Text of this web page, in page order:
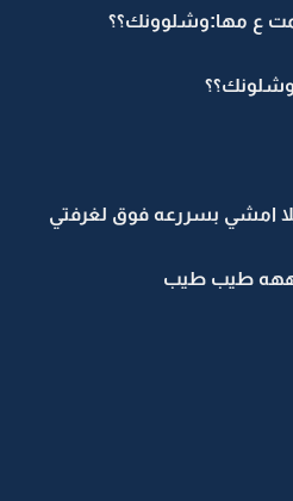
ع مها:وشلوونك؟؟
وشلونك؟؟
امشي بسررعه فوق لغرفتي
طيب طيب